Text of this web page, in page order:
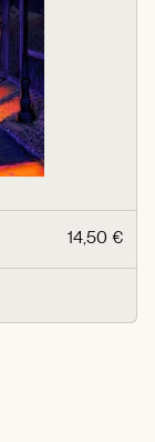
14,50 €